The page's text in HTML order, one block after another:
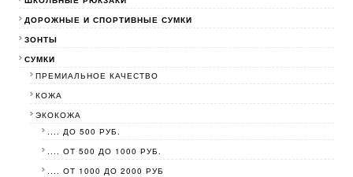
ДОРОЖНЫЕ И СПОРТИВНЫЕ СУМКИ
ЗОНТЫ
СУМКИ
ПРЕМИАЛЬНОЕ КАЧЕСТВО
КОЖА
ЭКОКОЖА
.... ДО 500 РУБ.
.... ОТ 500 ДО 1000 РУБ.
.... ОТ 1000 ДО 2000 РУБ